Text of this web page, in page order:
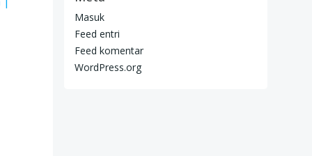
Masuk
Feed entri
Feed komentar
WordPress.org